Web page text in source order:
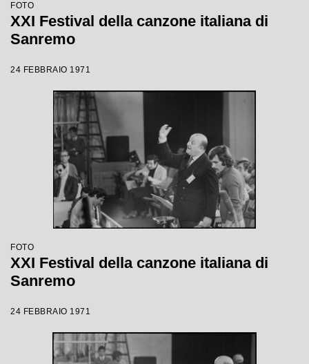
FOTO
XXI Festival della canzone italiana di
Sanremo
24 FEBBRAIO 1971
FOTO
XXI Festival della canzone italiana di
Sanremo
24 FEBBRAIO 1971